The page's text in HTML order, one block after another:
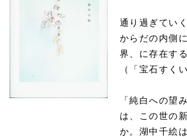
通り過ぎてい
からだの内側
界、に存在す
（「宝石すく
「純白への望
は、この世の
か。湖中千絵